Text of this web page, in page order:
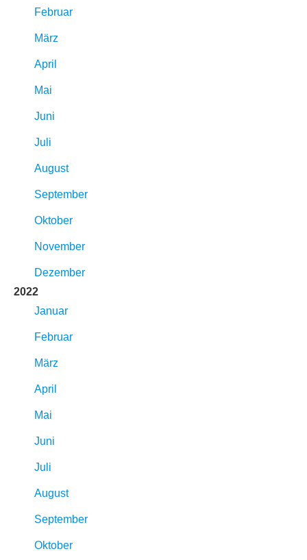
Februar
März
April
Mai
Juni
Juli
August
September
Oktober
November
Dezember
2022
Januar
Februar
März
April
Mai
Juni
Juli
August
September
Oktober